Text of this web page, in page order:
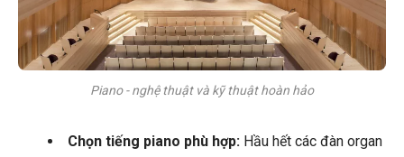
Piano - nghệ thuật và kỹ thuật hoàn hảo
Chọn tiếng piano phù hợp: Hầu hết các đàn organ